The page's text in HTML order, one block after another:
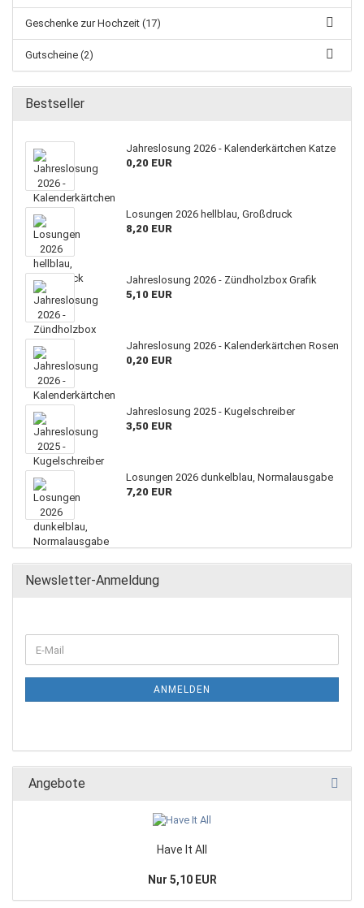
Geschenke zur Hochzeit (17)
Gutscheine (2)
Bestseller
Jahreslosung 2026 - Kalenderkärtchen Katze
0,20 EUR
Losungen 2026 hellblau, Großdruck
8,20 EUR
Jahreslosung 2026 - Zündholzbox Grafik
5,10 EUR
Jahreslosung 2026 - Kalenderkärtchen Rosen
0,20 EUR
Jahreslosung 2025 - Kugelschreiber
3,50 EUR
Losungen 2026 dunkelblau, Normalausgabe
7,20 EUR
Newsletter-Anmeldung
ANMELDEN
Angebote
Have It All
Nur 5,10 EUR